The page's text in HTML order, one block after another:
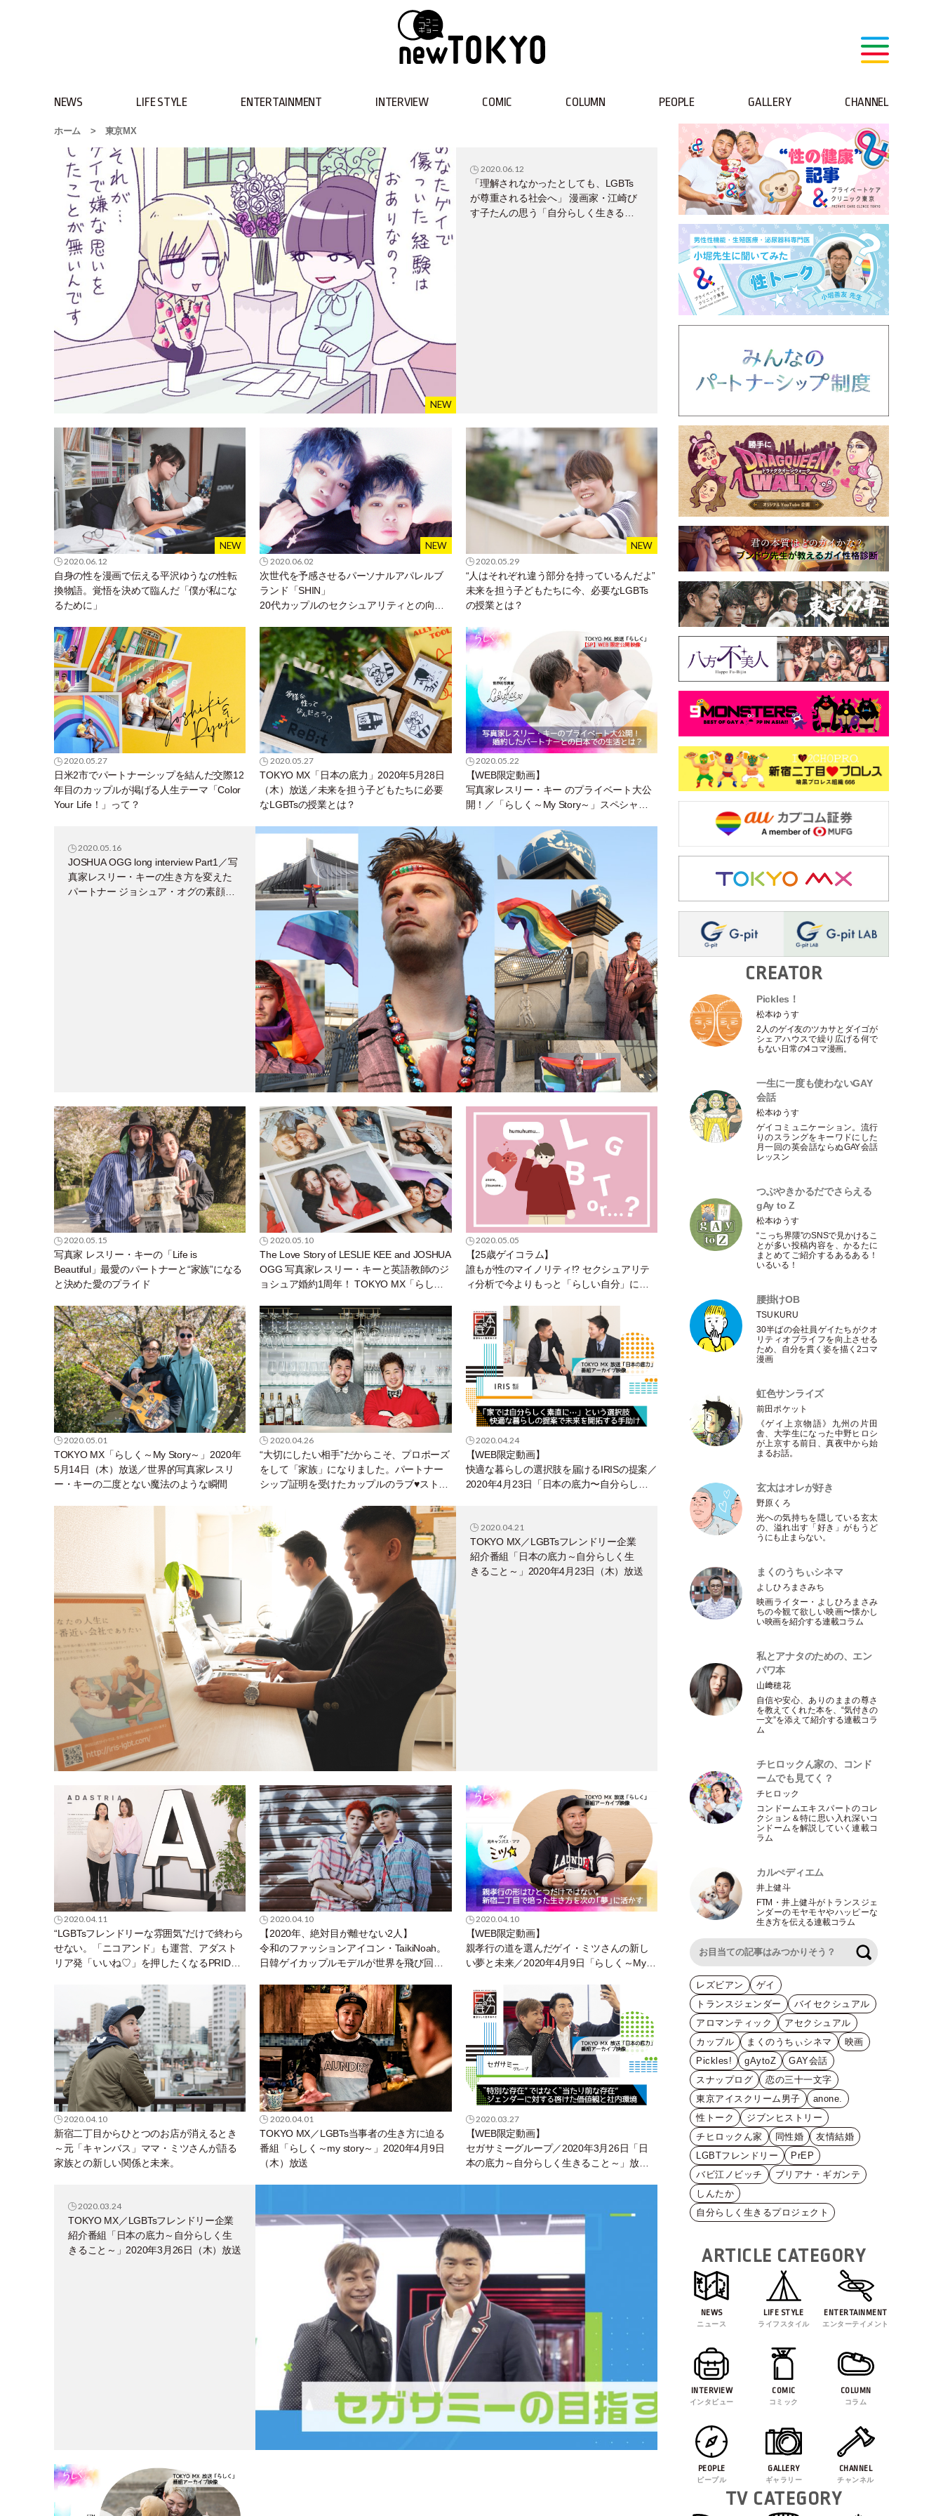
NEWS LIFE STYLE ENTERTAINMENT INTERVIEW COMIC COLUMN PEOPLE GALLERY CHANNEL
ホーム > 東京MX
2020.06.12
「理解されなかったとしても、LGBTs
が尊重される社会へ」 漫画家・江崎び
す子たんの思う「自分らしく生きる」
2020.06.12
自身の性を漫画で伝える平沢ゆうなの性転
換物語。覚悟を決めて臨んだ「僕が私にな
るために」
2020.06.02
次世代を予感させるパーソナルアパレルブ
ランド「SHIN」
20代カップルのセクシュアリティとの向き
2020.05.29
“人はそれぞれ違う部分を持っているんだよ”
未来を担う子どもたちに今、必要なLGBTs
の授業とは？
2020.05.27
日米2市でパートナーシップを結んだ交際12
年目のカップルが掲げる人生テーマ「Color
Your Life！」って？
2020.05.27
TOKYO MX「日本の底力」2020年5月28日
（木）放送／未来を担う子どもたちに必要
なLGBTsの授業とは？
2020.05.22
【WEB限定動画】
写真家レスリー・キー のプライベート大公
開！／「らしく～My Story～」スペシャル
2020.05.16
JOSHUA OGG long interview Part1／写
真家レスリー・キーの生き方を変えた
パートナー ジョシュア・オグの素顔イ
2020.05.15
写真家 レスリー・キーの「Life is
Beautiful」最愛のパートナーと“家族”になる
と決めた愛のプライド
2020.05.10
The Love Story of LESLIE KEE and JOSHUA
OGG 写真家レスリー・キーと英語教師のジ
ョシュア婚約1周年！ TOKYO MX「らしく
モリー写真を大公開！
2020.05.05
【25歳ゲイコラム】
誰もが性のマイノリティ!? セクシュアリテ
ィ分析で今よりもっと「らしい自分」に出
2020.05.01
TOKYO MX「らしく～My Story～」2020年
5月14日（木）放送／世界的写真家レスリ
ー・キーの二度とない魔法のような瞬間
2020.04.26
“大切にしたい相手”だからこそ、プロポーズ
をして「家族」になりました。パートナー
シップ証明を受けたカップルのラブ♥ストー
2020.04.24
【WEB限定動画】
快適な暮らしの選択肢を届けるIRISの提案／
2020年4月23日「日本の底力〜自分らしく
2020.04.21
TOKYO MX／LGBTsフレンドリー企業
紹介番組「日本の底力～自分らしく生
きること～」2020年4月23日（木）放送
2020.04.11
“LGBTsフレンドリーな雰囲気”だけで終わら
せない。「ニコアンド」も運営、アダスト
リア発「いいね♡」を押したくなるPRIDE
2020.04.10
【2020年、絶対目が離せない2人】
令和のファッションアイコン・TaikiNoah。
日韓ゲイカップルモデルが世界を飛び回っ
2020.04.10
【WEB限定動画】
親孝行の道を選んだゲイ・ミツさんの新し
い夢と未来／2020年4月9日「らしく～My
2020.04.10
新宿二丁目からひとつのお店が消えるとき
～元「キャンバス」ママ・ミツさんが語る
家族との新しい関係と未来。
2020.04.01
TOKYO MX／LGBTs当事者の生き方に迫る
番組「らしく～my story～」2020年4月9日
（木）放送
2020.03.27
【WEB限定動画】
セガサミーグループ／2020年3月26日「日
本の底力～自分らしく生きること～」放送
2020.03.24
TOKYO MX／LGBTsフレンドリー企業
紹介番組「日本の底力～自分らしく生
きること～」2020年3月26日（木）放送
CREATOR
Pickles！
松本ゆうす
2人のゲイ友のツカサとダイゴが
シェアハウスで繰り広げる何で
もない日常の4コマ漫画。
一生に一度も使わないGAY
会話
松本ゆうす
ゲイコミュニケーション。流行
りのスラングをキーワドにした
月一回の英会話ならぬGAY会話
レッスン
つぶやきかるだでさらえる
gAy to Z
松本ゆうす
“こっち界隈”のSNSで見かけるこ
とが多い投稿内容を、かるたに
まとめてご紹介するあるある！
いるいる！
腰掛けOB
TSUKURU
30半ばの会社員ゲイたちがクオ
リティオブライフを向上させる
ため、自分を貫く姿を描く2コマ
漫画
虹色サンライズ
前田ポケット
《ゲイ上京物語》九州の片田
舎、大学生になった中野ヒロシ
が上京する前日、真夜中から始
まるお話。
玄太はオレが好き
野原くろ
光への気持ちを隠している玄太
の、溢れ出す 「好き 」がもうど
うにも止まらない。
まくのうちぃシネマ
よしひろまさみち
映画ライター ・ よしひろまさみ
ちの今観て欲しい映画〜懐かし
い映画を紹介する連載コラム
私とアナタのための、エン
パワ本
山﨑穂花
自信や安心、ありのままの尊さ
を教えてくれた本を、“気付きの
一文”を添えて紹介する連載コラ
ム
チヒロックん家の、コンド
ームでも見てく？
チヒロック
コンドームエキスパートのコレ
クション＆特に思い入れ深いコ
ンドームを解説していく連載コ
ラム
カルぺディエム
井上健斗
FTM ・井上健斗がトランスジェ
ンダーのモヤモヤやハッピーな
生き方を伝える連載コラム
レズビアン
ゲイ
トランスジェンダー
バイセクシュアル
アロマンティック
アセクシュアル
カップル
まくのうちぃシネマ
映画
Pickles!
gAytoZ
GAY会話
スナップログ
恋の三十一文字
東京アイスクリーム男子
anone.
性トーク
ジブンヒストリー
チヒロックん家
同性婚
友情結婚
LGBTフレンドリー
PrEP
バビ江ノビッチ
ブリアナ・ギガンテ
しんたか
自分らしく生きるプロジェクト
ARTICLE CATEGORY
NEWS
ニュース
LIFE STYLE
ライフスタイル
ENTERTAINMENT
エンターテイメント
INTERVIEW
インタビュー
COMIC
コミック
COLUMN
コラム
PEOPLE
ピープル
GALLERY
ギャラリー
CHANNEL
チャンネル
TV CATEGORY